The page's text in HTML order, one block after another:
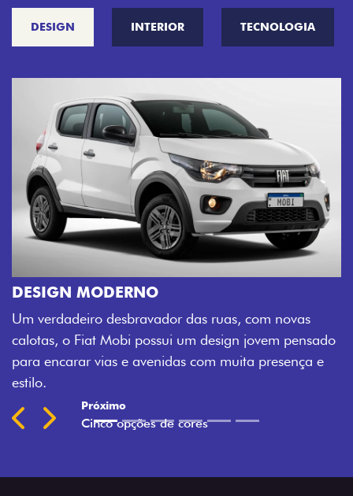
DESIGN INTERIOR TECNOLOGIA
novas
pensado
e
CINCO OPÇÕES DE CORES
O Fiat Mobi tem sempre uma opção de
sua cara. Escolha entre o Preto Vulcano,
Montecarlo, Branco Banchisa, Prata Bari e
Silverstone.